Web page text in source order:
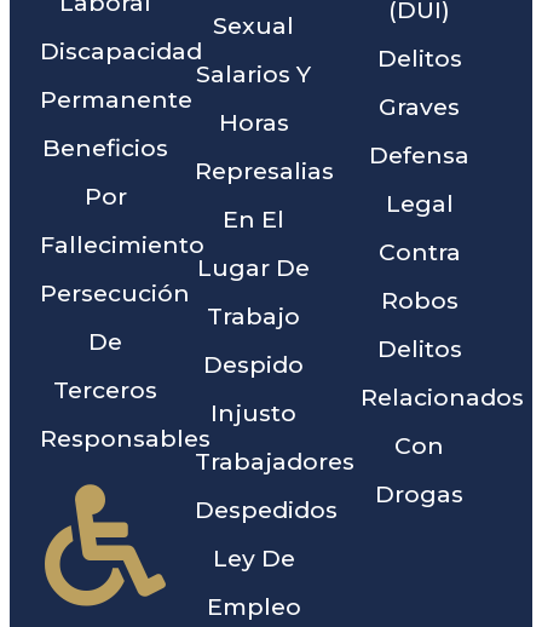
Discapacidad
Permanente
Beneficios
Por
Fallecimiento
Persecución
De
Terceros
Responsables
Sexual
Salarios Y
Horas
Represalias
En El
Lugar De
Trabajo
Despido
Injusto
Trabajadores
Despedidos
Ley De
Empleo
(DUI)
Delitos
Graves
Defensa
Legal
Contra
Robos
Delitos
Relacionados
Con
Drogas